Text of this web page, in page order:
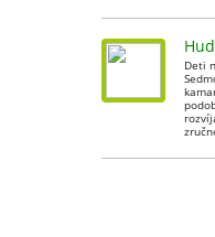
Deti